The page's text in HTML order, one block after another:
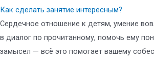
Как сделать занятие интересным?
Сердечное отношение к детям, умение
в диалог по прочитанному, помочь ему
замысел — всё это помогает вашему